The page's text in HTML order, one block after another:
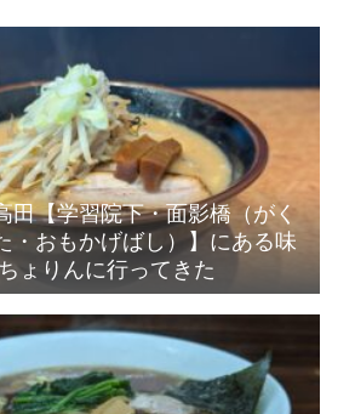
田【学習院下・面影橋（がく
・おもかげばし）】にある味
ょりんに行ってきた